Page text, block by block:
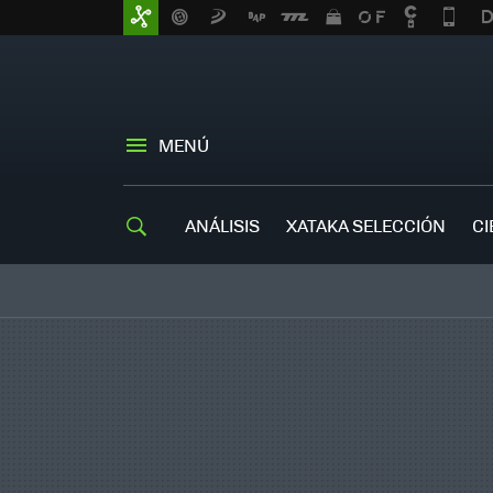
MENÚ
ANÁLISIS XATAKA SELECCIÓN